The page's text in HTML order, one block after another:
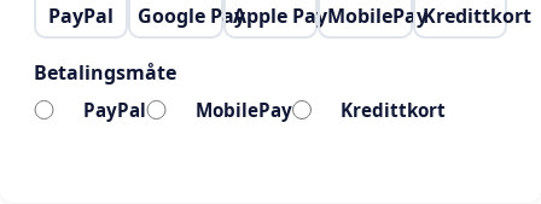
PayPal Google PayApple PayMobilePayKredittkort
Betalingsmåte
PayPal MobilePay Kredittkort